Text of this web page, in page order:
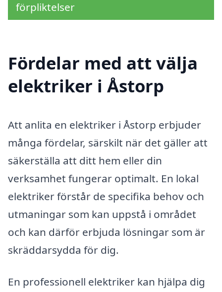
förpliktelser
Fördelar med att välja
elektriker i Åstorp
Att anlita en elektriker i Åstorp erbjuder
många fördelar, särskilt när det gäller att
säkerställa att ditt hem eller din
verksamhet fungerar optimalt. En lokal
elektriker förstår de specifika behov och
utmaningar som kan uppstå i området
och kan därför erbjuda lösningar som är
skräddarsydda för dig.
En professionell elektriker kan hjälpa dig